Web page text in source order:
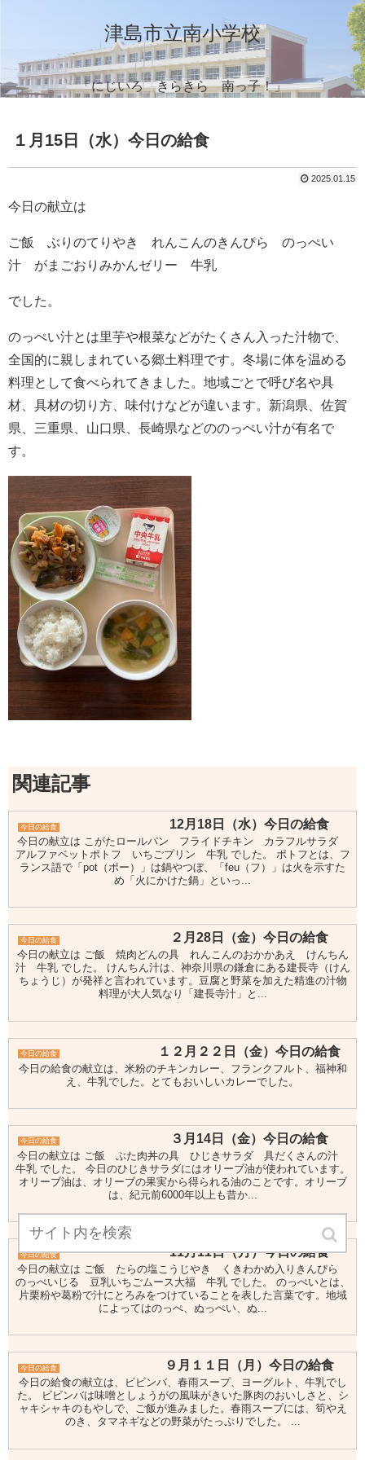
津島市立南小学校
「にじいろ きらきら 南っ子！」
１月15日（水）今日の給食
2025.01.15
今日の献立は
ご飯 ぶりのてりやき れんこんのきんぴら のっぺい
汁 がまごおりみかんゼリー 牛乳
でした。
のっぺい汁とは里芋や根菜などがたくさん入った汁物で、
全国的に親しまれている郷土料理です。冬場に体を温める
料理として食べられてきました。地域ごとで呼び名や具
材、具材の切り方、味付けなどが違います。新潟県、佐賀
県、三重県、山口県、長崎県などののっぺい汁が有名で
す。
関連記事
今日の給食 12月18日（水）今日の給食
今日の献立は こがたロールパン フライドチキン カラフルサラダ
アルファベットポトフ いちごプリン 牛乳 でした。 ポトフとは、フ
ランス語で「pot（ポー）」は鍋やつぼ、「feu（フ）」は火を示すた
め「火にかけた鍋」といっ...
今日の給食 ２月28日（金）今日の給食
今日の献立は ご飯 焼肉どんの具 れんこんのおかかあえ けんちん
汁 牛乳 でした。 けんちん汁は、神奈川県の鎌倉にある建長寺（けん
ちょうじ）が発祥と言われています。豆腐と野菜を加えた精進の汁物
料理が大人気なり「建長寺汁」と...
今日の給食 １２月２２日（金）今日の給食
今日の給食の献立は、米粉のチキンカレー、フランクフルト、福神和
え、牛乳でした。とてもおいしいカレーでした。
今日の給食 ３月14日（金）今日の給食
今日の献立は ご飯 ぶた肉丼の具 ひじきサラダ 具だくさんの汁
牛乳 でした。 今日のひじきサラダにはオリーブ油が使われています。
オリーブ油は、オリーブの果実から得られる油のことです。オリーブ
は、紀元前6000年以上も昔か...
今日の給食 11月11日（月）今日の給食
今日の献立は ご飯 たらの塩こうじやき くきわかめ入りきんぴら
のっぺいじる 豆乳いちごムース大福 牛乳 でした。 のっぺいとは、
片栗粉や葛粉で汁にとろみをつけていることを表した言葉です。地域
によってはのっぺ、ぬっぺい、ぬ...
今日の給食 ９月１１日（月）今日の給食
今日の給食の献立は、ビビンバ、春雨スープ、ヨーグルト、牛乳でし
た。 ビビンバは味噌としょうがの風味がきいた豚肉のおいしさと、シ
ャキシャキのもやしで、ご飯が進みました。春雨スープには、筍やえ
のき、タマネギなどの野菜がたっぷりでした。 ...